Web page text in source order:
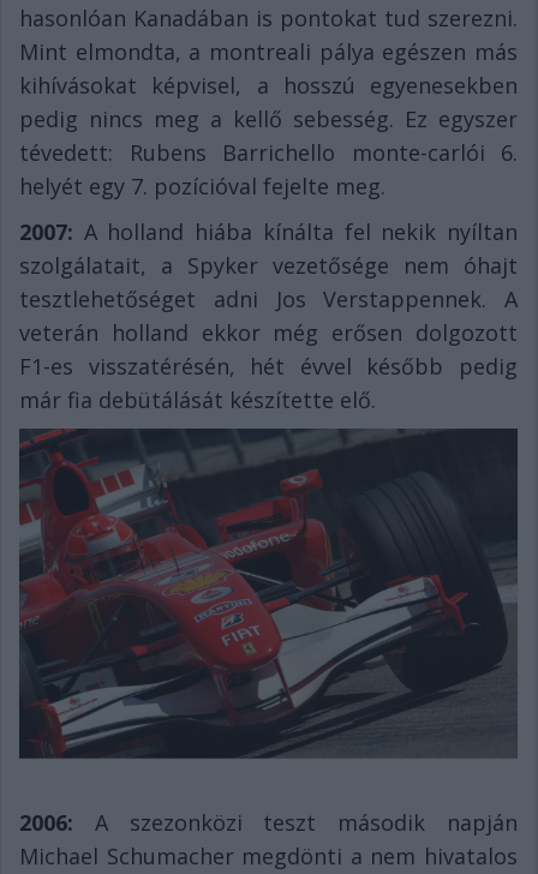
hasonlóan Kanadában is pontokat tud szerezni.
Mint elmondta, a montreali pálya egészen más
kihívásokat képvisel, a hosszú egyenesekben
pedig nincs meg a kellő sebesség. Ez egyszer
tévedett: Rubens Barrichello monte-carlói 6.
helyét egy 7. pozícióval fejelte meg.
2007: A holland hiába kínálta fel nekik nyíltan
szolgálatait, a Spyker vezetősége nem óhajt
tesztlehetőséget adni Jos Verstappennek. A
veterán holland ekkor még erősen dolgozott
F1-es visszatérésén, hét évvel később pedig
már fia debütálását készítette elő.
2006: A szezonközi teszt második napján
Michael Schumacher megdönti a nem hivatalos